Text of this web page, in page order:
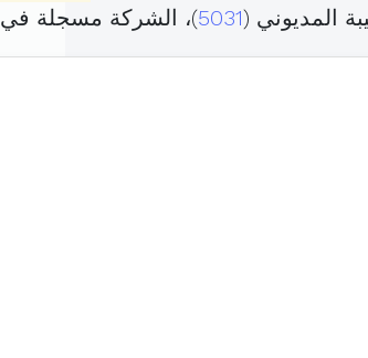
5031)، الشركة مسجلة